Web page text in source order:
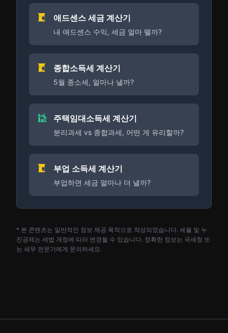
애드센스 세금 계산기
내 애드센스 수익, 세금 얼마 뗄까?
종합소득세 계산기
5월 종소세, 얼마나 낼까?
주택임대소득세 계산기
분리과세 vs 종합과세, 어떤 게 유리할까?
부업 소득세 계산기
부업하면 세금 얼마나 더 낼까?
* 본 콘텐츠는 일반적인 정보 제공 목적으로 작성되었습니다. 세율 및 누
진공제는 세법 개정에 따라 변경될 수 있습니다. 정확한 정보는 국세청 또
는 세무 전문가에게 문의하세요.